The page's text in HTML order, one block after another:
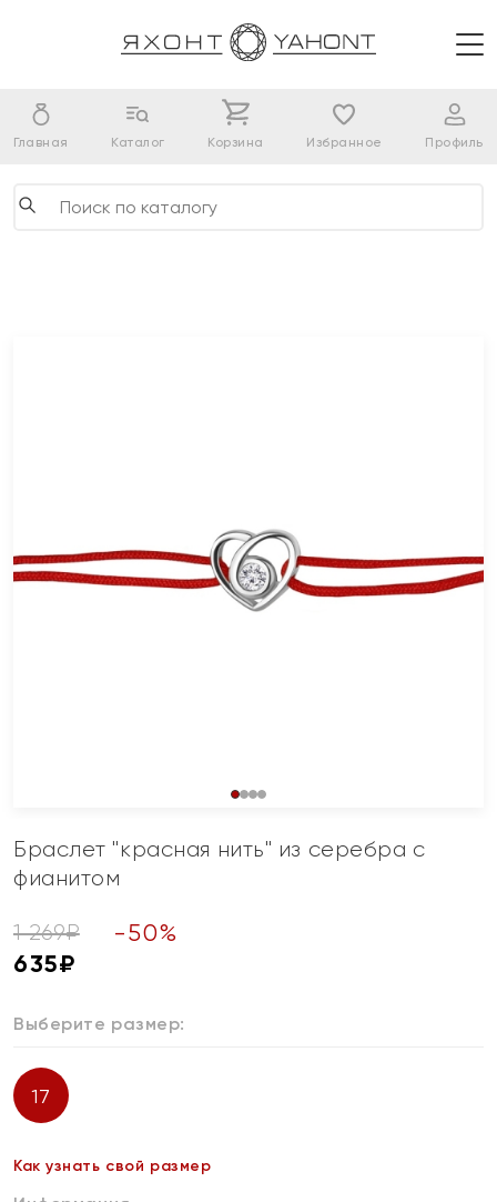
Главная Каталог Корзина Избранное Профиль
Браслет "красная нить" из серебра с
фианитом
1 269₽ -50%
635₽
Выберите размер:
17
Как узнать свой размер